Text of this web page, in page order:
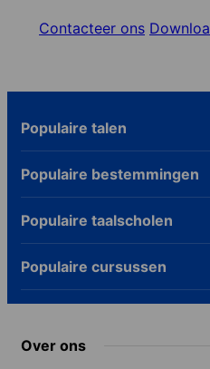
Contacteer ons
Populaire talen
Populaire bestemmingen
Populaire taalscholen
Populaire cursussen
Over ons